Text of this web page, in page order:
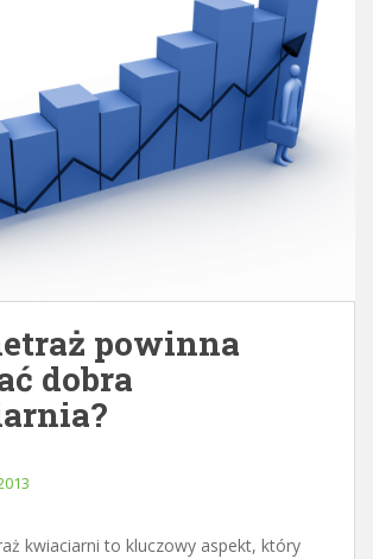
powinna
dobra
kwiaciarni to kluczowy aspekt, który